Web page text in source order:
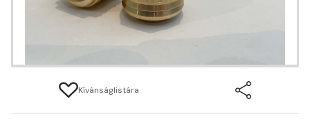
Kívánságlistára